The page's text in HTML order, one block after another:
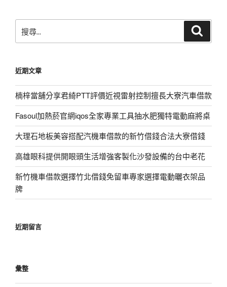
尋
字:
近期文章
楠梓當舖分享君綺PTT評價近視雷射控制擅長大寮汽車借款
Fasoul加熱菸官網iqos全家專業工具抽水肥獨特電動麻將桌
大理石地板美容搭配汽機車借款的新竹借錢合法大寮借錢
高雄眼科提供開眼頭生活增強客製化沙發設備的台中老花
新竹機車借款選擇竹北借錢免留車專家選擇電動曬衣架品
牌
近期留言
彙整